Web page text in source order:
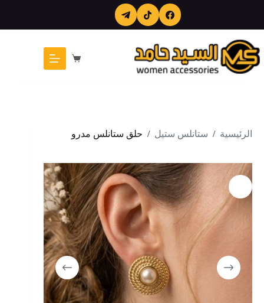
عربة
التسوق
الرئيسية / ستانلس ستيل / حلق ستانلس مدرو